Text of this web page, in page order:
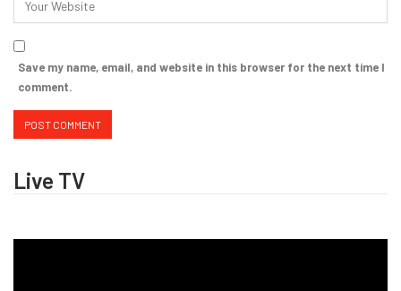
Save my name, email, and website in this browser for the next time I
comment.
Live TV